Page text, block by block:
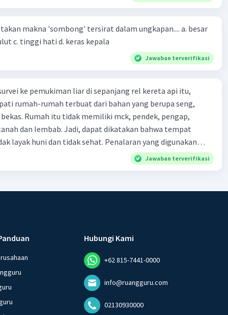
(2)makna 'sombong' tersirat dalam ungkapan.... a. besar
kepala b. besar mulut c. tinggi hati d. keras kepala
Jawaban terverifikasi
ke pemukiman liar di sepanjang rel kereta api itu,
rumah-rumah terbuat dari bahan yang berupa seng,
bekas. Rumah itu tidak memiliki mck, pendek, pengap,
dan lembab. Jadi, dapat dikatakan bahwa tempat
dan tidak sehat. Penalaran yang digunakan
adalah . . . .
Jawaban terverifikasi
Hubungi Kami
+62 815-7441-0000
info@ruangguru.com
02130930000